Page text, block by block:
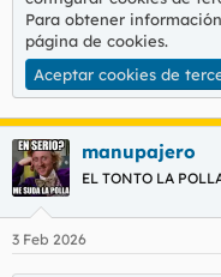
Para obtener
página de cookies.
Aceptar cookies de
manupajero
EL TONTO LA
3 Feb 2026